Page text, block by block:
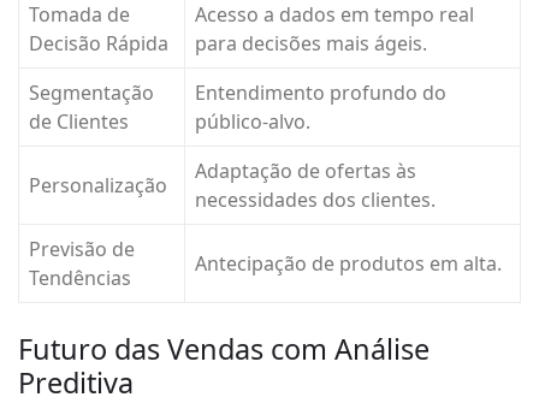
Tomada de
Decisão Rápida
Acesso a dados em tempo real
para decisões mais ágeis.
Segmentação
de Clientes
Entendimento profundo do
público-alvo.
Personalização
Adaptação de ofertas às
necessidades dos clientes.
Previsão de
Tendências
Antecipação de produtos em alta.
Futuro das Vendas com Análise
Preditiva